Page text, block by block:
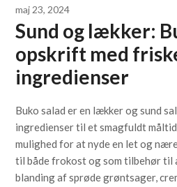
maj 23, 2024
Sund og lækker:
opskrift med
ingredienser
Buko salad er en lækker og sund
ingredienser til et smagfuldt
mulighed for at nyde en let og
til både frokost og som tilbehør til
blanding af sprøde grøntsager,